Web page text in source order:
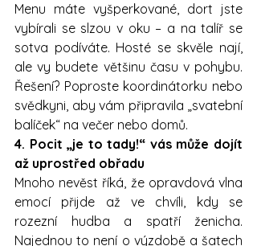
Menu máte vyšperkované, dort jste
vybírali se slzou v oku – a na talíř se
sotva podíváte. Hosté se skvěle nají,
ale vy budete většinu času v pohybu.
Řešení? Poproste koordinátorku nebo
svědkyni, aby vám připravila „svatební
balíček“ na večer nebo domů.
4. Pocit „je to tady!“ vás může dojít
až uprostřed obřadu
Mnoho nevěst říká, že opravdová vlna
emocí přijde až ve chvíli, kdy se
rozezní hudba a spatří ženicha.
Najednou to není o výzdobě a šatech